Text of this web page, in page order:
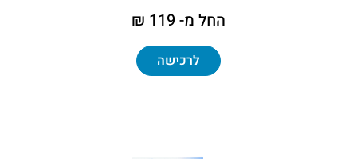
החל מ- 119 ₪
לרכישה